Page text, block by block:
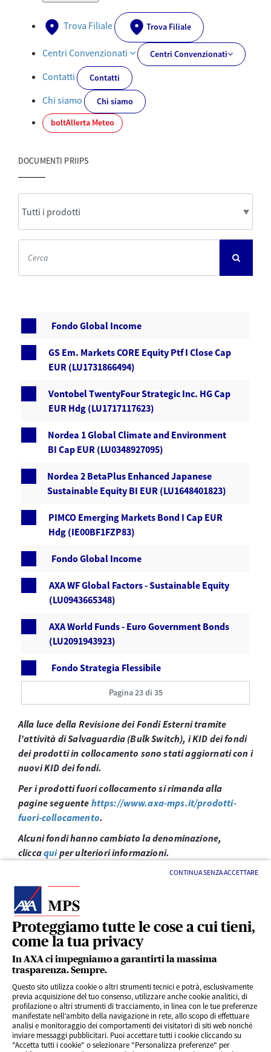
Proteggiamo tutte le cose a cui tieni,
come la tua privacy
In AXA ci impegniamo a garantirti la massima
trasparenza. Sempre.
Questo sito utilizza cookie o altri strumenti tecnici e potrà, esclusivamente
previa acquisizione del tuo consenso, utilizzare anche cookie analitici, di
profilazione o altri strumenti di tracciamento, in linea con le tue preferenze
manifestate nell’ambito della navigazione in rete, allo scopo di effettuare
analisi e monitoraggio dei comportamenti dei visitatori di siti web nonché
inviare messaggi pubblicitari. Puoi accettare tutti i cookie cliccando su
"Accetta tutti i cookie" o selezionare "Personalizza preferenze" per
CONTINUA SENZA ACCETTARE
Trova Filiale Trova Filiale
Centri Convenzionati Centri Convenzionati
Contatti Contatti
Chi siamo
Chi siamo
boltAllerta Meteo
DOCUMENTI PRIIPS
Fondo Global Income
GS Em. Markets CORE Equity Ptf I Close Cap
EUR (LU1731866494)
Vontobel TwentyFour Strategic Inc. HG Cap
EUR Hdg (LU1717117623)
Nordea 1 Global Climate and Environment
BI Cap EUR (LU0348927095)
Nordea 2 BetaPlus Enhanced Japanese
Sustainable Equity BI EUR (LU1648401823)
PIMCO Emerging Markets Bond I Cap EUR
Hdg (IE00BF1FZP83)
Fondo Global Income
AXA WF Global Factors - Sustainable Equity
(LU0943665348)
AXA World Funds - Euro Government Bonds
(LU2091943923)
Fondo Strategia Flessibile
Pagina 23 di 35
Alla luce della Revisione dei Fondi Esterni tramite
l’attività di Salvaguardia (Bulk Switch), i KID dei fondi
dei prodotti in collocamento sono stati aggiornati con i
nuovi KID dei fondi.
Per i prodotti fuori collocamento si rimanda alla
pagine seguente https://www.axa-mps.it/prodotti-
fuori-collocamento.
Alcuni fondi hanno cambiato la denominazione,
cliccaquiper ulteriori informazioni.
LINK UTILI
SERVIZI AL CLIENTE
CHI SIAMO